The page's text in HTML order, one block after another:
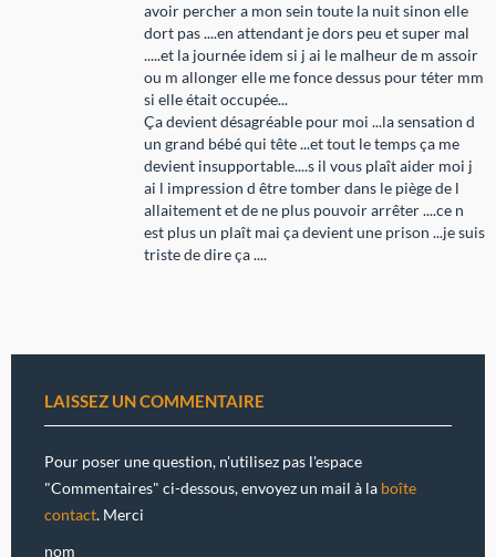
avoir percher a mon sein toute la nuit sinon elle
dort pas ....en attendant je dors peu et super mal
.....et la journée idem si j ai le malheur de m assoir
ou m allonger elle me fonce dessus pour téter mm
si elle était occupée...
Ça devient désagréable pour moi ...la sensation d
un grand bébé qui tête ...et tout le temps ça me
devient insupportable....s il vous plaît aider moi j
ai l impression d être tomber dans le piège de l
allaitement et de ne plus pouvoir arrêter ....ce n
est plus un plaît mai ça devient une prison ...je suis
triste de dire ça ....
LAISSEZ UN COMMENTAIRE
Pour poser une question, n'utilisez pas l'espace
"Commentaires" ci-dessous, envoyez un mail à la boîte
contact. Merci
nom